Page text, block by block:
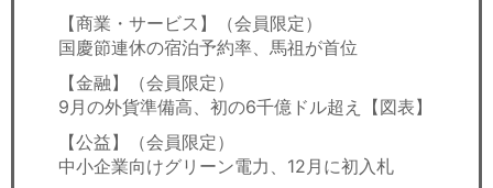
【商業・サービス】（会員限定）
国慶節連休の宿泊予約率、馬祖が首位
【金融】（会員限定）
9月の外貨準備高、初の6千億ドル超え【図表】
【公益】（会員限定）
中小企業向けグリーン電力、12月に初入札